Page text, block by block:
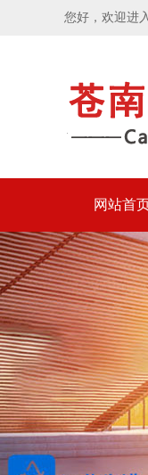
您好，欢迎进
网站首